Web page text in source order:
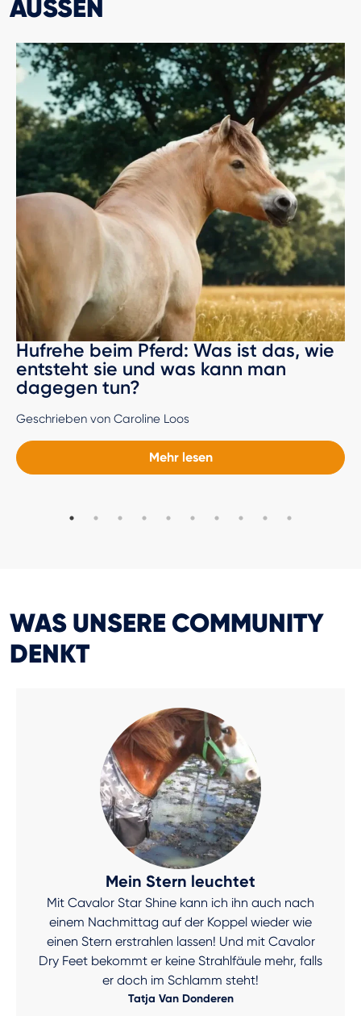
AUSSEN
Hufrehe beim Pferd: Was ist das, wie
entsteht sie und was kann man
dagegen tun?
Geschrieben von Caroline Loos
Mehr lesen
WAS UNSERE COMMUNITY
DENKT
Mein Stern leuchtet
Mit Cavalor Star Shine kann ich ihn auch nach
einem Nachmittag auf der Koppel wieder wie
einen Stern erstrahlen lassen! Und mit Cavalor
Dry Feet bekommt er keine Strahlfäule mehr, falls
er doch im Schlamm steht!
Tatja Van Donderen